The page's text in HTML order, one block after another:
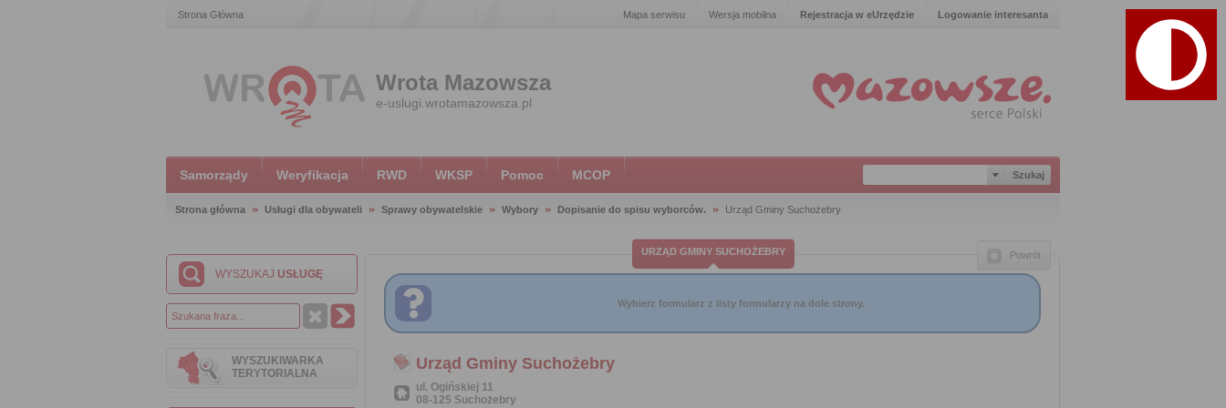
Strona Główna Mapa serwisu Wersja mobilna Rejestracja w eUrzędzie Logowanie interesanta
Wrota Mazowsza
e-uslugi.wrotamazowsza.pl
Samorządy Weryfikacja RWD WKSP Pomoc MCOP
Strona główna Usługi dla obywateli Sprawy obywatelskie Wybory Dopisanie do spisu wyborców. Urząd Gminy Suchożebry
WYSZUKAJ USŁUGĘ
WYSZUKIWARKA
TERYTORIALNA
URZĄD GMINY SUCHOŻEBRY Powrót
Wybierz formularz z listy formularzy na dole strony.
Urząd Gminy Suchożebry
ul. Ogińskiej 11
08-125 Suchożebry